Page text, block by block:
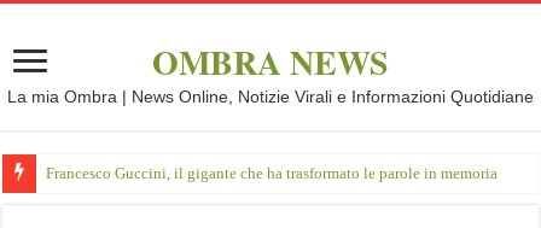
OMBRA NEWS
La mia Ombra | News Online, Notizie Virali e Informazioni Quotidiane
Francesco Guccini, il gigante che ha trasformato le parole in memoria